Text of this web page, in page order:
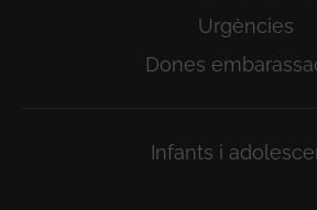
Urgències
Dones
Infants i